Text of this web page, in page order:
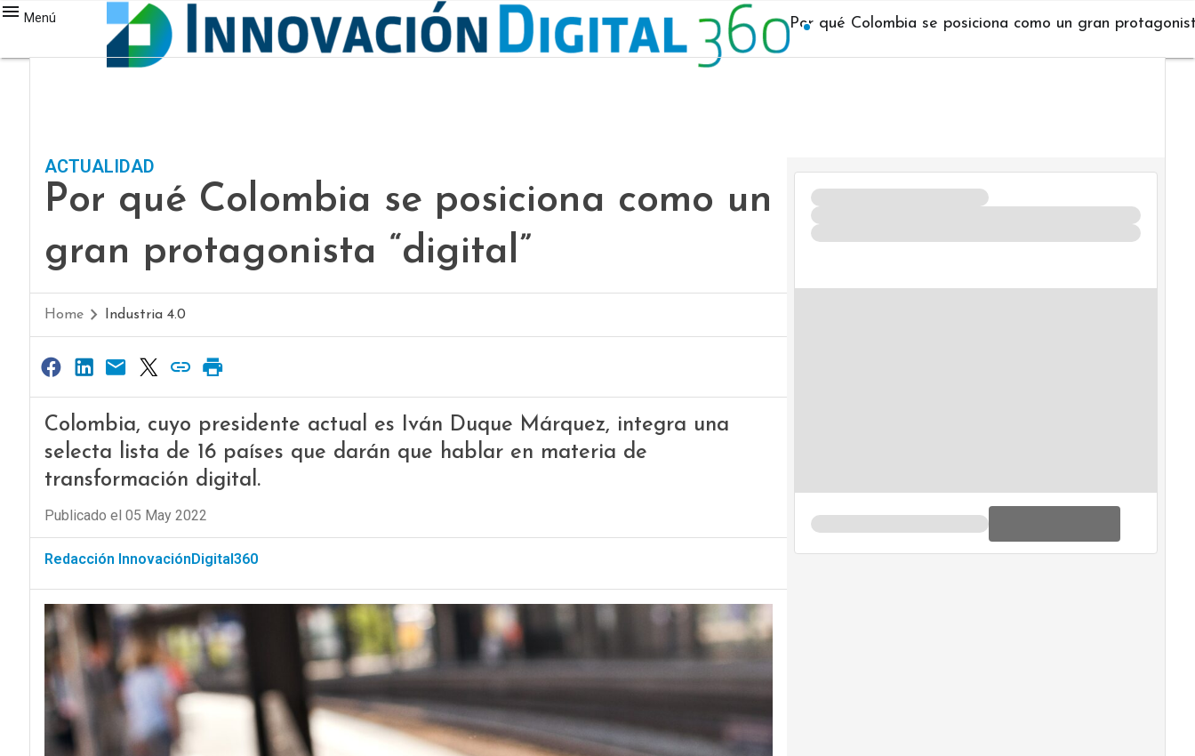
Menú Por qué Colombia se posiciona como un gran
ACTUALIDAD
Por qué Colombia se posiciona como un
gran protagonista “digital”
Home Industria 4.0
Colombia, cuyo presidente actual es Iván Duque Márquez, integra una
selecta lista de 16 países que darán que hablar en materia de
transformación digital.
Publicado el 05 May 2022
Redacción InnovaciónDigital360